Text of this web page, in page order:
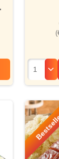
Sauerkraut &